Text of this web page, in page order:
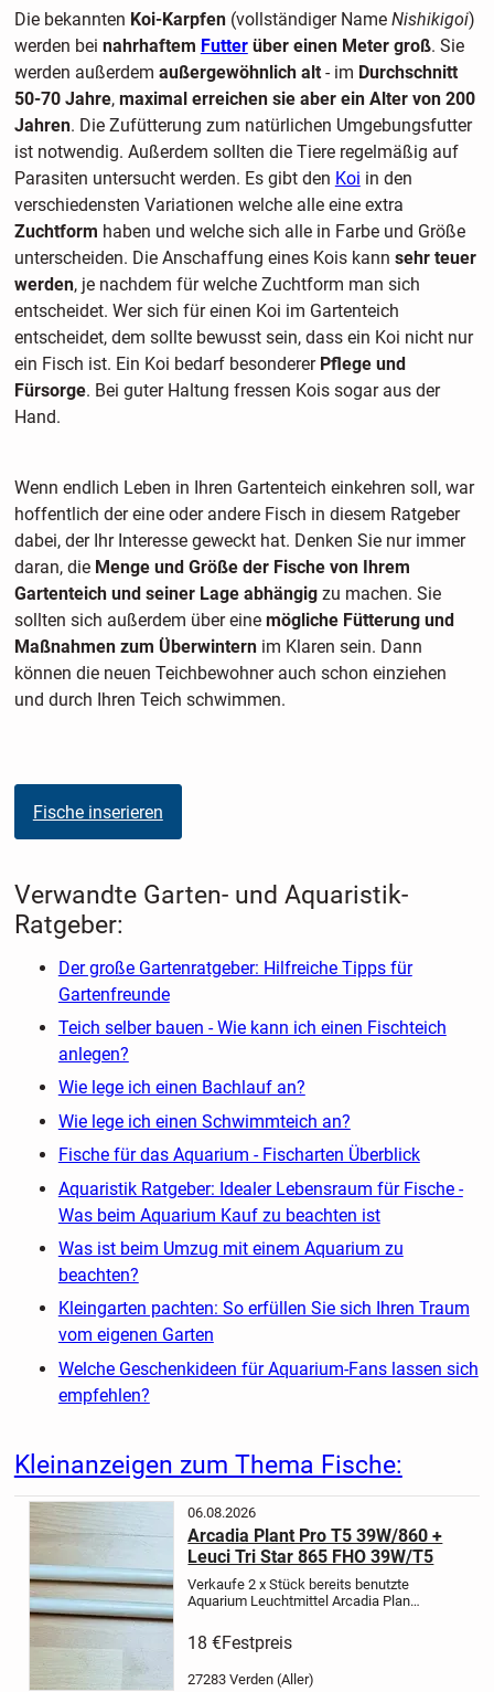
Die bekannten Koi-Karpfen(vollständiger Name Nishikigoi)
werden bei nahrhaftem Futterüber einen Meter groß. Sie
werden außerdem außergewöhnlich alt- im Durchschnitt
50-70 Jahre, maximal erreichen sie aber ein Alter von 200
Jahren. Die Zufütterung zum natürlichen Umgebungsfutter
ist notwendig. Außerdem sollten die Tiere regelmäßig auf
Parasiten untersucht werden. Es gibt den Koi in den
verschiedensten Variationen welche alle eine extra
Zuchtform haben und welche sich alle in Farbe und Größe
unterscheiden. Die Anschaffung eines Kois kann sehr teuer
werden, je nachdem für welche Zuchtform man sich
entscheidet. Wer sich für einen Koi im Gartenteich
entscheidet, dem sollte bewusst sein, dass ein Koi nicht nur
ein Fisch ist. Ein Koi bedarf besonderer Pflege und
Fürsorge. Bei guter Haltung fressen Kois sogar aus der
Hand.
Wenn endlich Leben in Ihren Gartenteich einkehren soll, war
hoffentlich der eine oder andere Fisch in diesem Ratgeber
dabei, der Ihr Interesse geweckt hat. Denken Sie nur immer
daran, die Menge und Größe der Fische von Ihrem
Gartenteich und seiner Lage abhängigzu machen. Sie
sollten sich außerdem über eine mögliche Fütterung und
Maßnahmen zum Überwinternim Klaren sein. Dann
können die neuen Teichbewohner auch schon einziehen
und durch Ihren Teich schwimmen.
Fische inserieren
Verwandte Garten- und Aquaristik-
Ratgeber:
Der große Gartenratgeber: Hilfreiche Tipps für
Gartenfreunde
Teich selber bauen - Wie kann ich einen Fischteich
anlegen?
Wie lege ich einen Bachlauf an?
Wie lege ich einen Schwimmteich an?
Fische für das Aquarium - Fischarten Überblick
Aquaristik Ratgeber: Idealer Lebensraum für Fische -
Was beim Aquarium Kauf zu beachten ist
Was ist beim Umzug mit einem Aquarium zu
beachten?
Kleingarten pachten: So erfüllen Sie sich Ihren Traum
vom eigenen Garten
Welche Geschenkideen für Aquarium-Fans lassen sich
empfehlen?
Kleinanzeigen zum Thema Fische:
06.08.2026
Arcadia Plant Pro T5 39W/860 +
Leuci Tri Star 865 FHO 39W/T5
Verkaufe 2 x Stück bereits benutzte
Aquarium Leuchtmittel Arcadia Plant
Tri Star 865 FHO 39 Watt T5 Licht
weiss Röhre beide voll
18 €Festpreis
27283 Verden (Aller)